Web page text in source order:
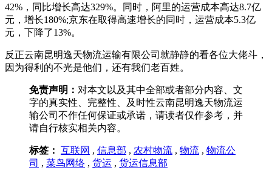
42%，同比增长高达329%。同时，阿里的运营成本高达8.7亿
元，增长180%;京东在取得高速增长的同时，运营成本5.3亿
元，下降了13%。
反正云南昆明逸天物流运输有限公司就静静的看各位大佬斗，
因为得利的不光是他们，还有我们老百姓。
免责声明： 对本文以及其中全部或者部分内容、文
字的真实性、完整性、及时性云南昆明逸天物流运
输公司不作任何保证或承诺，请读者仅作参考，并
请自行核实相关内容。
标签： 互联网 , 信息部 , 农村物流 , 物流 , 物流公
司 , 菜鸟网络 , 货运 , 货运信息部